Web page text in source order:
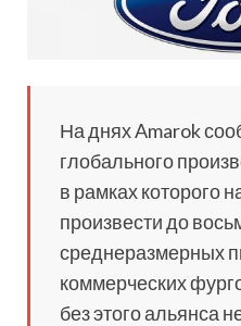
На днях Amarok
глобального
в рамках которого
произвести до
среднеразмерных
коммерческих
без этого альянса